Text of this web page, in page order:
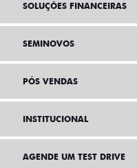
SOLUÇÕES FINANCEIRAS
SEMINOVOS
PÓS VENDAS
INSTITUCIONAL
AGENDE UM TEST DRIVE